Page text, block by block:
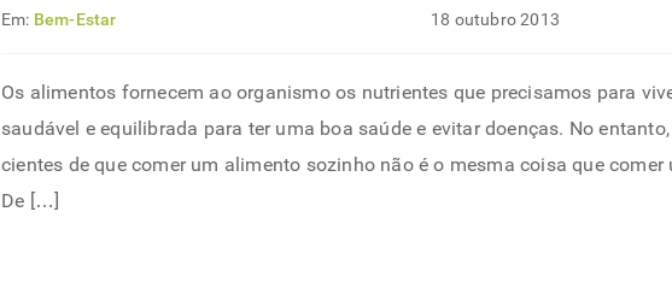
Em: Bem-Estar 18 outubro 2013
Os alimentos fornecem ao organismo os nutrientes que precisamos para
saudável e equilibrada para ter uma boa saúde e evitar doenças. No
cientes de que comer um alimento sozinho não é o mesma coisa que
De […]